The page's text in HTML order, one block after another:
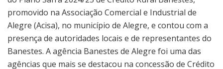
promovido na Associação Comercial e Industrial de
Alegre (Acisa), no município de Alegre, e contou com a
presença de autoridades locais e de representantes do
Banestes. A agência Banestes de Alegre foi uma das
agências que mais se destacou na concessão de Crédito